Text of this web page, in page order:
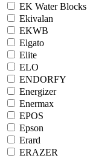
EK Water Blocks
Ekivalan
EKWB
Elgato
Elite
ELO
ENDORFY
Energizer
Enermax
EPOS
Epson
Erard
ERAZER